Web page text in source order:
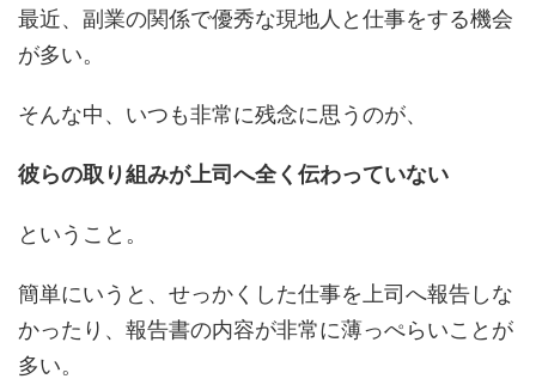
最近、副業の関係で優秀な現地人と仕事をする機会
が多い。
そんな中、いつも非常に残念に思うのが、
彼らの取り組みが上司へ全く伝わっていない
ということ。
簡単にいうと、せっかくした仕事を上司へ報告しな
かったり、報告書の内容が非常に薄っぺらいことが
多い。